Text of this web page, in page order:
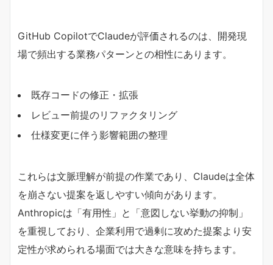
GitHub CopilotでClaudeが評価されるのは、開発現
場で頻出する業務パターンとの相性にあります。
既存コードの修正・拡張
レビュー前提のリファクタリング
仕様変更に伴う影響範囲の整理
これらは文脈理解が前提の作業であり、Claudeは全体
を崩さない提案を返しやすい傾向があります。
Anthropicは「有用性」と「意図しない挙動の抑制」
を重視しており、企業利用で過剰に攻めた提案より安
定性が求められる場面では大きな意味を持ちます。